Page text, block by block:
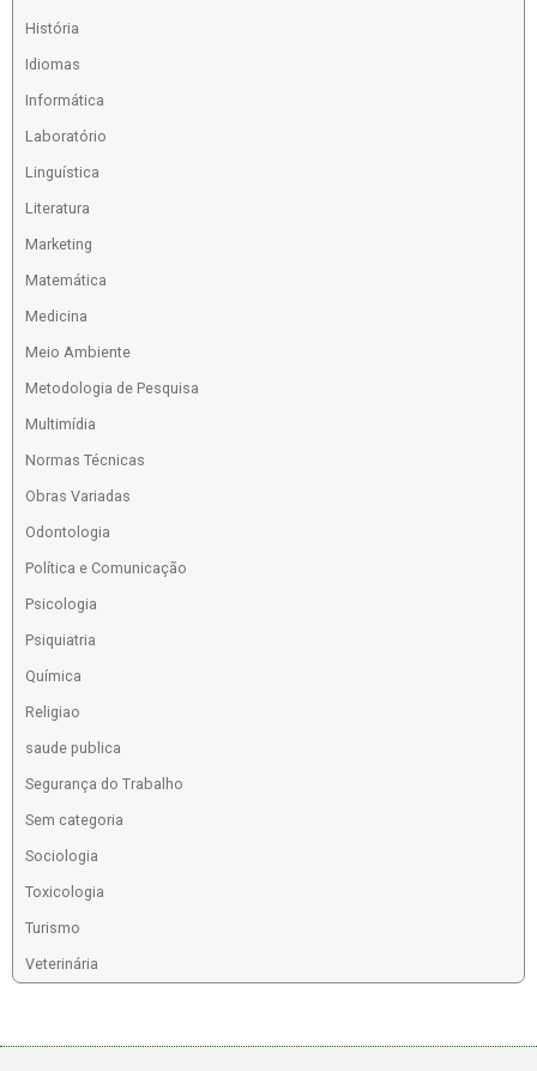
História
Idiomas
Informática
Laboratório
Linguística
Literatura
Marketing
Matemática
Medicina
Meio Ambiente
Metodologia de Pesquisa
Multimídia
Normas Técnicas
Obras Variadas
Odontologia
Política e Comunicação
Psicologia
Psiquiatria
Química
Religiao
saude publica
Segurança do Trabalho
Sem categoria
Sociologia
Toxicologia
Turismo
Veterinária